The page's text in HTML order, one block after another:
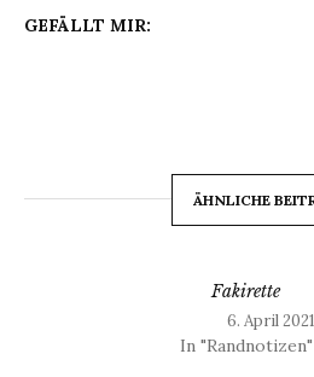
GEFÄLLT MIR:
ÄHNLICHE
Fakirette
6. April 2021
In "Randnotizen"